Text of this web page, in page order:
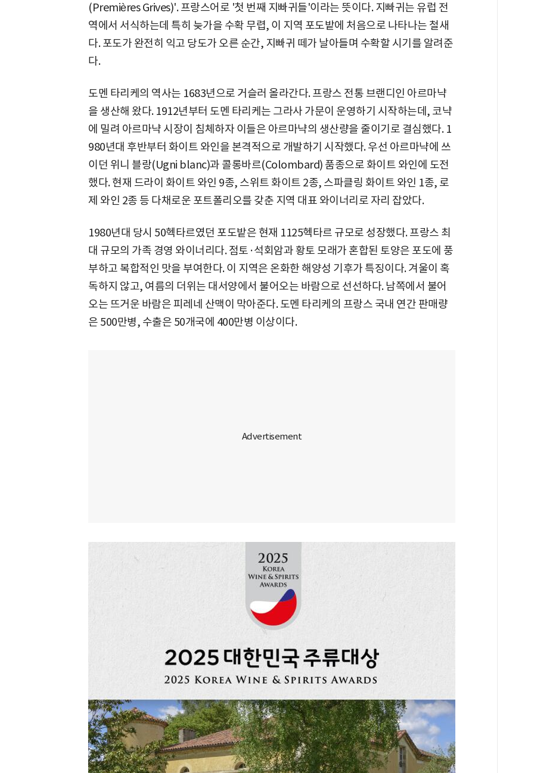
(Premières Grives)'. 프랑스어로 '첫 번째 지빠귀들'이라는 뜻이다. 지빠귀는 유럽 전
역에서 서식하는데 특히 늦가을 수확 무렵, 이 지역 포도밭에 처음으로 나타나는 철새
다. 포도가 완전히 익고 당도가 오른 순간, 지빠귀 떼가 날아들며 수확할 시기를 알려준
다.
도멘 타리케의 역사는 1683년으로 거슬러 올라간다. 프랑스 전통 브랜디인 아르마냑
을 생산해 왔다. 1912년부터 도멘 타리케는 그라사 가문이 운영하기 시작하는데, 코냑
에 밀려 아르마냑 시장이 침체하자 이들은 아르마냑의 생산량을 줄이기로 결심했다. 1
980년대 후반부터 화이트 와인을 본격적으로 개발하기 시작했다. 우선 아르마냑에 쓰
이던 위니 블랑(Ugni blanc)과 콜롱바르(Colombard) 품종으로 화이트 와인에 도전
했다. 현재 드라이 화이트 와인 9종, 스위트 화이트 2종, 스파클링 화이트 와인 1종, 로
제 와인 2종 등 다채로운 포트폴리오를 갖춘 지역 대표 와이너리로 자리 잡았다.
1980년대 당시 50헥타르였던 포도밭은 현재 1125헥타르 규모로 성장했다. 프랑스 최
대 규모의 가족 경영 와이너리다. 점토·석회암과 황토 모래가 혼합된 토양은 포도에 풍
부하고 복합적인 맛을 부여한다. 이 지역은 온화한 해양성 기후가 특징이다. 겨울이 혹
독하지 않고, 여름의 더위는 대서양에서 불어오는 바람으로 선선하다. 남쪽에서 불어
오는 뜨거운 바람은 피레네 산맥이 막아준다. 도멘 타리케의 프랑스 국내 연간 판매량
은 500만병, 수출은 50개국에 400만병 이상이다.